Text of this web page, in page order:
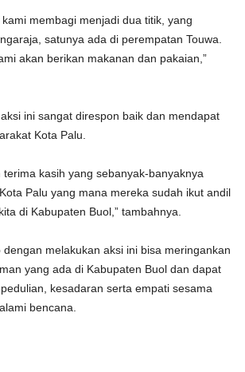
membagi menjadi dua titik, yang
satunya ada di perempatan Touwa.
akan berikan makanan dan pakaian,”
ini sangat direspon baik dan mendapat
Kota Palu.
terima kasih yang sebanyak-banyaknya
Palu yang mana mereka sudah ikut andil
di Kabupaten Buol,” tambahnya.
dengan melakukan aksi ini bisa meringankan
yang ada di Kabupaten Buol dan dapat
kesadaran serta empati sesama
bencana.